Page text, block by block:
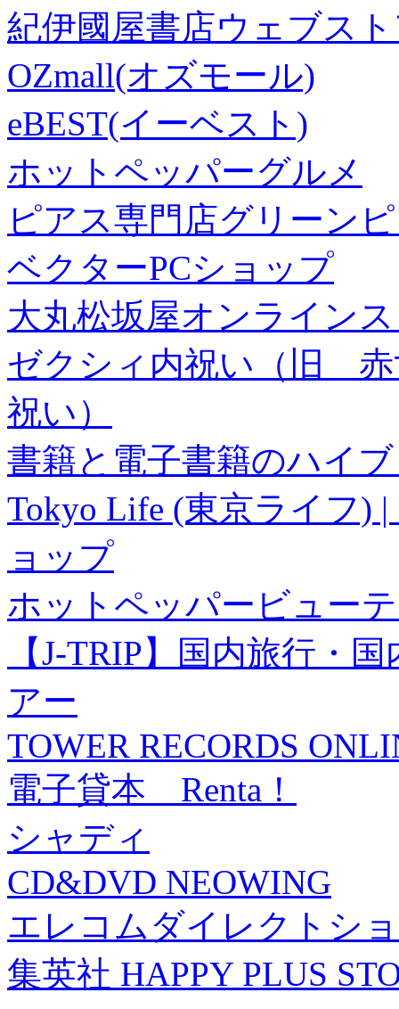
紀伊國屋書店ウェブス
OZmall(オズモール)
eBEST(イーベスト)
ホットペッパーグルメ
ピアス専門店グリーン
ベクターPCショップ
大丸松坂屋オンライン
ゼクシィ内祝い（旧 赤
祝い）
書籍と電子書籍のハイ
Tokyo Life (東京ライフ)
ョップ
ホットペッパービュー
【J-TRIP】国内旅行・
アー
TOWER RECORDS
電子貸本 Renta！
シャディ
CD&DVD NEOWING
エレコムダイレクトシ
集英社 HAPPY PLUS